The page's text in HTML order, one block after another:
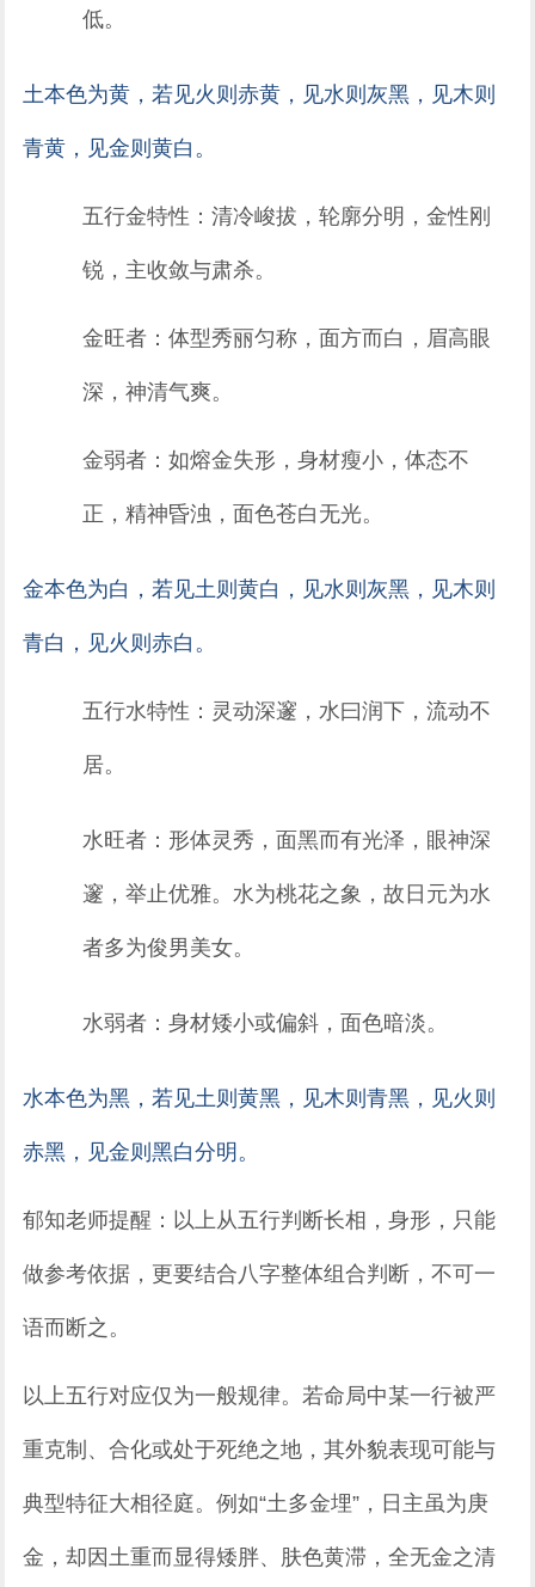
低。
土本色为黄，若见火则赤黄，见水则灰黑，见木则
青黄，见金则黄白。
五行金特性：清冷峻拔，轮廓分明，金性刚
锐，主收敛与肃杀。
金旺者：体型秀丽匀称，面方而白，眉高眼
深，神清气爽。
金弱者：如熔金失形，身材瘦小，体态不
正，精神昏浊，面色苍白无光。
金本色为白，若见土则黄白，见水则灰黑，见木则
青白，见火则赤白。
五行水特性：灵动深邃，水曰润下，流动不
居。
水旺者：形体灵秀，面黑而有光泽，眼神深
邃，举止优雅。水为桃花之象，故日元为水
者多为俊男美女。
水弱者：身材矮小或偏斜，面色暗淡。
水本色为黑，若见土则黄黑，见木则青黑，见火则
赤黑，见金则黑白分明。
郁知老师提醒：以上从五行判断长相，身形，只能
做参考依据，更要结合八字整体组合判断，不可一
语而断之。
以上五行对应仅为一般规律。若命局中某一行被严
重克制、合化或处于死绝之地，其外貌表现可能与
典型特征大相径庭。例如“土多金埋”，日主虽为庚
金，却因土重而显得矮胖、肤色黄滞，全无金之清